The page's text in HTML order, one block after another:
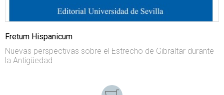
Fretum Hispanicum
Nuevas perspectivas sobre el Estrecho de Gibraltar durante
la Antigüedad